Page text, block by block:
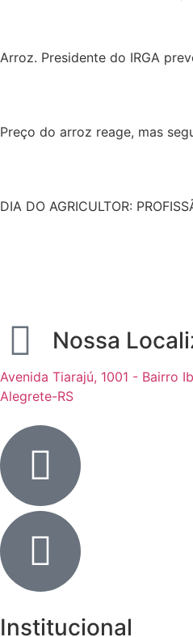
Arroz. Presidente do IRGA
Preço do arroz reage, mas
DIA DO AGRICULTOR:
Nossa
Avenida Tiarajú, 1001 - Bairro
Alegrete-RS
Institucional